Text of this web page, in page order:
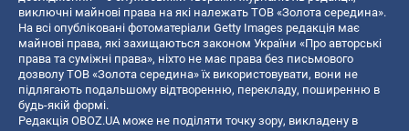
виключні майнові права на які належать ТОВ «Золота середина».
На всі опубліковані фотоматеріали Getty Images редакція має
майнові права, які захищаються законом України «Про авторські
права та суміжні права», ніхто не має права без письмового
дозволу ТОВ «Золота середина» їх використовувати, вони не
підлягають подальшому відтворенню, перекладу, поширенню в
будь-якій формі.
Редакція OBOZ.UA може не поділяти точку зору, викладену в